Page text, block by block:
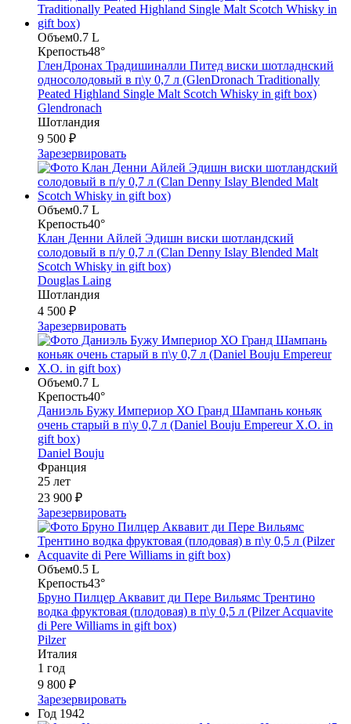
Объем0.7 L
Крепость48°
ГленДронах Традишиналли Питед виски шотладнский
односолодовый в п\у 0,7 л (GlenDronach Traditionally
Peated Highland Single Malt Scotch Whisky in gift box)
Glendronach
Шотландия
9 500 ₽
Зарезервировать
Объем0.7 L
Крепость40°
Клан Денни Айлей Эдишн виски шотландский
солодовый в п/у 0,7 л (Clan Denny Islay Blended Malt
Scotch Whisky in gift box)
Douglas Laing
Шотландия
4 500 ₽
Зарезервировать
Объем0.7 L
Крепость40°
Даниэль Бужу Империор ХО Гранд Шампань коньяк
очень старый в п\у 0,7 л (Daniel Bouju Empereur X.O. in
gift box)
Daniel Bouju
Франция
25 лет
23 900 ₽
Зарезервировать
Объем0.5 L
Крепость43°
Бруно Пилцер Аквавит ди Пере Вильямс Трентино
водка фруктовая (плодовая) в п\у 0,5 л (Pilzer Acquavite
di Pere Williams in gift box)
Pilzer
Италия
1 год
9 800 ₽
Зарезервировать
Год 1942